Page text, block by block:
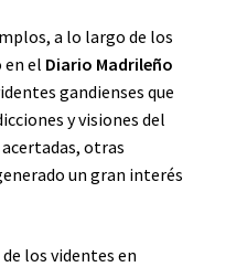
a lo largo de los
en el Diario Madrileño
gandienses que
y visiones del
otras
un gran interés
los videntes en